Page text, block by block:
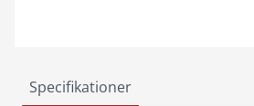
Specifikationer